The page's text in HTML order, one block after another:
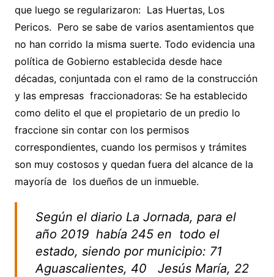
que luego se regularizaron: Las Huertas, Los
Pericos. Pero se sabe de varios asentamientos que
no han corrido la misma suerte. Todo evidencia una
política de Gobierno establecida desde hace
décadas, conjuntada con el ramo de la construcción
y las empresas fraccionadoras: Se ha establecido
como delito el que el propietario de un predio lo
fraccione sin contar con los permisos
correspondientes, cuando los permisos y trámites
son muy costosos y quedan fuera del alcance de la
mayoría de los dueños de un inmueble.
Según el diario La Jornada, para el
año 2019 había 245 en todo el
estado, siendo por municipio: 71
Aguascalientes, 40 Jesús María, 22